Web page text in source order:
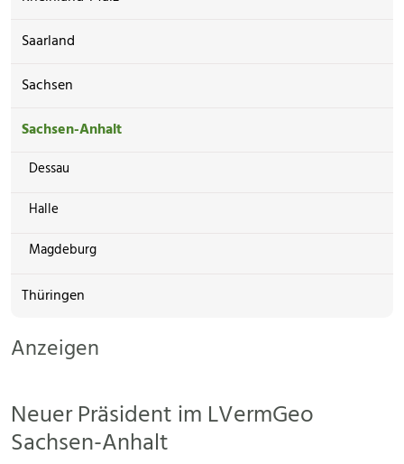
Saarland
Sachsen
Sachsen-Anhalt
Dessau
Halle
Magdeburg
Thüringen
Anzeigen
Neuer Präsident im LVermGeo
Sachsen-Anhalt